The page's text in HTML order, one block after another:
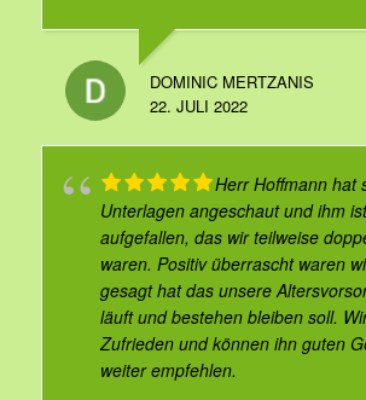
DOMINIC MERTZANIS
22. JULI 2022
Herr Hoffmann hat
Unterlagen angeschaut und ihm
aufgefallen, das wir teilweise
waren. Positiv überrascht waren
gesagt hat das unsere
läuft und bestehen bleiben soll.
Zufrieden und können ihn guten
weiter empfehlen.